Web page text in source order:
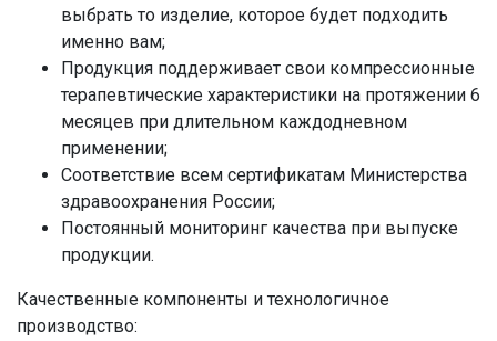
выбрать то изделие, которое будет подходить
именно вам;
Продукция поддерживает свои компрессионные
терапевтические характеристики на протяжении 6
месяцев при длительном каждодневном
применении;
Соответствие всем сертификатам Министерства
здравоохранения России;
Постоянный мониторинг качества при выпуске
продукции.
Качественные компоненты и технологичное
производство: